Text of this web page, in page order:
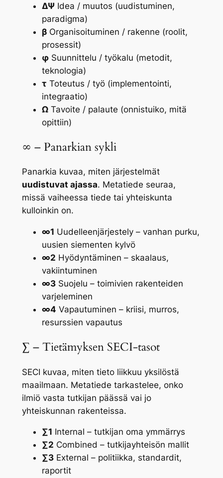
ΔΨ Idea / muutos (uudistuminen,
paradigma)
βOrganisoituminen / rakenne (roolit,
prosessit)
φSuunnittelu / työkalu (metodit,
teknologia)
τ Toteutus / työ (implementointi,
integraatio)
ΩTavoite / palaute (onnistuiko, mitä
opittiin)
∞ – Panarkian sykli
Panarkia kuvaa, miten järjestelmät
uudistuvat ajassa. Metatiede seuraa,
missä vaiheessa tiede tai yhteiskunta
kulloinkin on.
∞1 Uudelleenjärjestely – vanhan purku,
uusien siementen kylvö
∞2 Hyödyntäminen – skaalaus,
vakiintuminen
∞3Suojelu – toimivien rakenteiden
varjeleminen
∞4 Vapautuminen – kriisi, murros,
resurssien vapautus
∑ – Tietämyksen SECI-tasot
SECI kuvaa, miten tieto liikkuu yksilöstä
maailmaan. Metatiede tarkastelee, onko
ilmiö vasta tutkijan päässä vai jo
yhteiskunnan rakenteissa.
∑1 Internal – tutkijan oma ymmärrys
∑2 Combined – tutkijayhteisön mallit
∑3External – politiikka, standardit,
raportit